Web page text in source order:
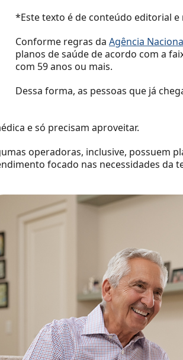
*Este texto é de conteúdo editorial
Conforme regras daAgência
planos de saúde de acordo com a
com 59 anos ou mais.
Dessa forma, as pessoas que já
e só precisam aproveitar.
operadoras, inclusive, possuem
focado nas necessidades da